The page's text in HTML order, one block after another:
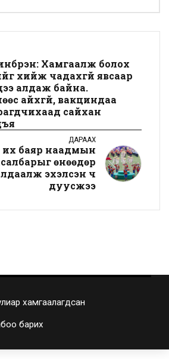
Хамгаалж болох
хийж чадахгүй явсаар
алдаж байна.
айхгүй, вакциндаа
сайхан
ДАРААХ
баяр наадмын
өнөөдөр
эхэлсэн ч
дуусжээ
хамгаалагдсан
барих